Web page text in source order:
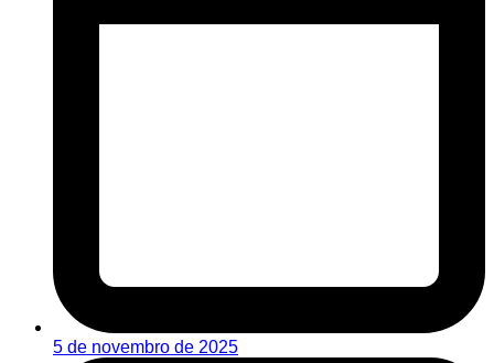
5 de novembro de 2025